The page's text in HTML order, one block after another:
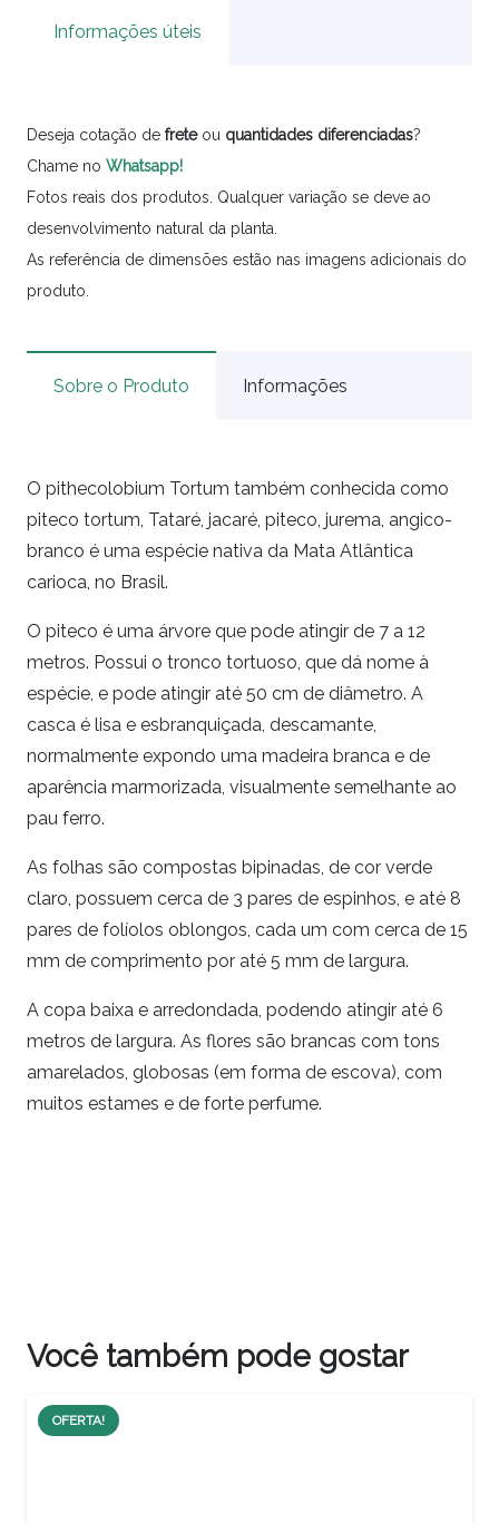
Informações úteis
Deseja cotação de freteou quantidades diferenciadas?
Chame no Whatsapp!
Fotos reais dos produtos. Qualquer variação se deve ao
desenvolvimento natural da planta.
As referência de dimensões estão nas imagens adicionais do
produto.
Sobre o Produto Informações
O pithecolobium Tortum também conhecida como
piteco tortum, Tataré, jacaré, piteco, jurema, angico-
branco é uma espécie nativa da Mata Atlântica
carioca, no Brasil.
O piteco é uma árvore que pode atingir de 7 a 12
metros. Possui o tronco tortuoso, que dá nome à
espécie, e pode atingir até 50 cm de diâmetro. A
casca é lisa e esbranquiçada, descamante,
normalmente expondo uma madeira branca e de
aparência marmorizada, visualmente semelhante ao
pau ferro.
As folhas são compostas bipinadas, de cor verde
claro, possuem cerca de 3 pares de espinhos, e até 8
pares de folíolos oblongos, cada um com cerca de 15
mm de comprimento por até 5 mm de largura.
A copa baixa e arredondada, podendo atingir até 6
metros de largura. As flores são brancas com tons
amarelados, globosas (em forma de escova), com
muitos estames e de forte perfume.
Você também pode gostar
OFERTA!